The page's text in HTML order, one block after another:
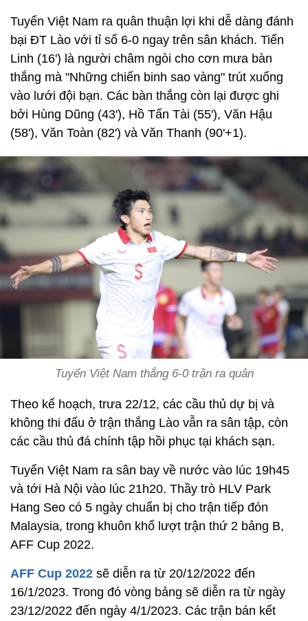
Tuyển Việt Nam ra quân thuận lợi khi dễ dàng đánh
bại ĐT Lào với tỉ số 6-0 ngay trên sân khách. Tiến
Linh (16') là người châm ngòi cho cơn mưa bàn
thắng mà "Những chiến binh sao vàng" trút xuống
vào lưới đội bạn. Các bàn thắng còn lại được ghi
bởi Hùng Dũng (43'), Hồ Tấn Tài (55'), Văn Hậu
(58'), Văn Toàn (82') và Văn Thanh (90'+1).
Tuyển Việt Nam thắng 6-0 trận ra quân
Theo kế hoạch, trưa 22/12, các cầu thủ dự bị và
không thi đấu ở trận thắng Lào vẫn ra sân tập, còn
các cầu thủ đá chính tập hồi phục tại khách sạn.
Tuyển Việt Nam ra sân bay về nước vào lúc 19h45
và tới Hà Nội vào lúc 21h20. Thầy trò HLV Park
Hang Seo có 5 ngày chuẩn bị cho trận tiếp đón
Malaysia, trong khuôn khổ lượt trận thứ 2 bảng B,
AFF Cup 2022.
AFF Cup 2022 sẽ diễn ra từ 20/12/2022 đến
16/1/2023. Trong đó vòng bảng sẽ diễn ra từ ngày
23/12/2022 đến ngày 4/1/2023. Các trận bán kết